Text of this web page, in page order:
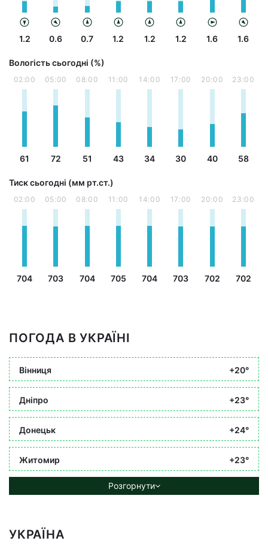
1.2 0.6 0.7 1.2 1.2 1.2 1.6 1.6
Вологість сьогодні (%)
02:00
61
05:00
72
08:00
51
11:00
43
14:00
34
17:00
30
20:00
40
23:00
58
Тиск сьогодні (мм рт.ст.)
02:00
704
05:00
703
08:00
704
11:00
705
14:00
704
17:00
703
20:00
702
23:00
702
ПОГОДА В УКРАЇНІ
Вінниця +20°
Дніпро +23°
Донецьк +24°
Житомир +23°
Розгорнути
УКРАЇНА